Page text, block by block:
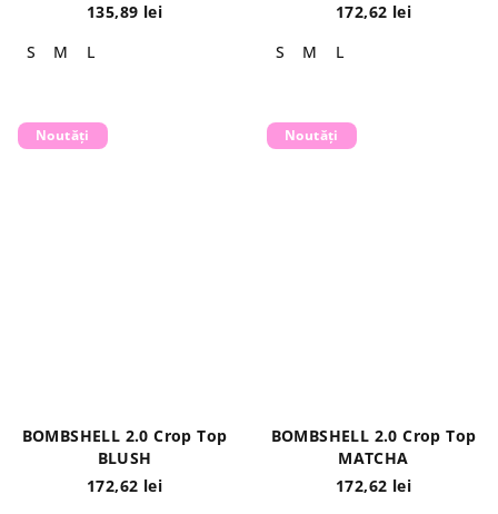
135,89 lei
S
M L
172,62 lei
S
M L
Noutăți
BOMBSHELL 2.0 Crop Top
BLUSH
172,62 lei
Noutăți
BOMBSHELL 2.0 Crop Top
MATCHA
172,62 lei